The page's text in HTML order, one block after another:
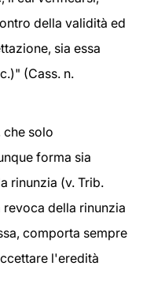
della validità ed
sia essa
(Cass. n.
che solo
forma sia
rinunzia (v. Trib.
revoca della rinunzia
comporta sempre
l'eredità